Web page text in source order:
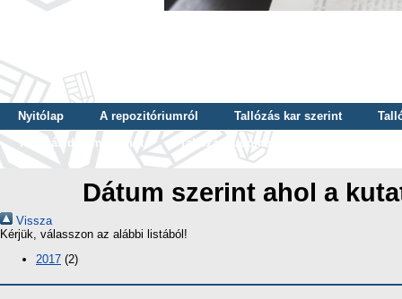
Nyitólap A repozitóriumról Tallózás kar szerint
Tallózás dátum szerint
Tallózás tudományterület szerint
Dátum szerint ahol a
Vissza
Kérjük, válasszon az alábbi listából!
2017 (2)